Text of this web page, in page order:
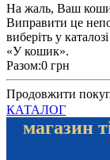
На жаль, Ваш
Виправити це
виберіть у
«У кошик».
Разом:0 грн
Продовжити
КАТАЛОГ
магазин